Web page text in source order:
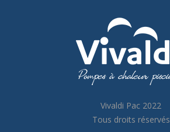
Vivaldi Pac 2022
Tous droits réservés